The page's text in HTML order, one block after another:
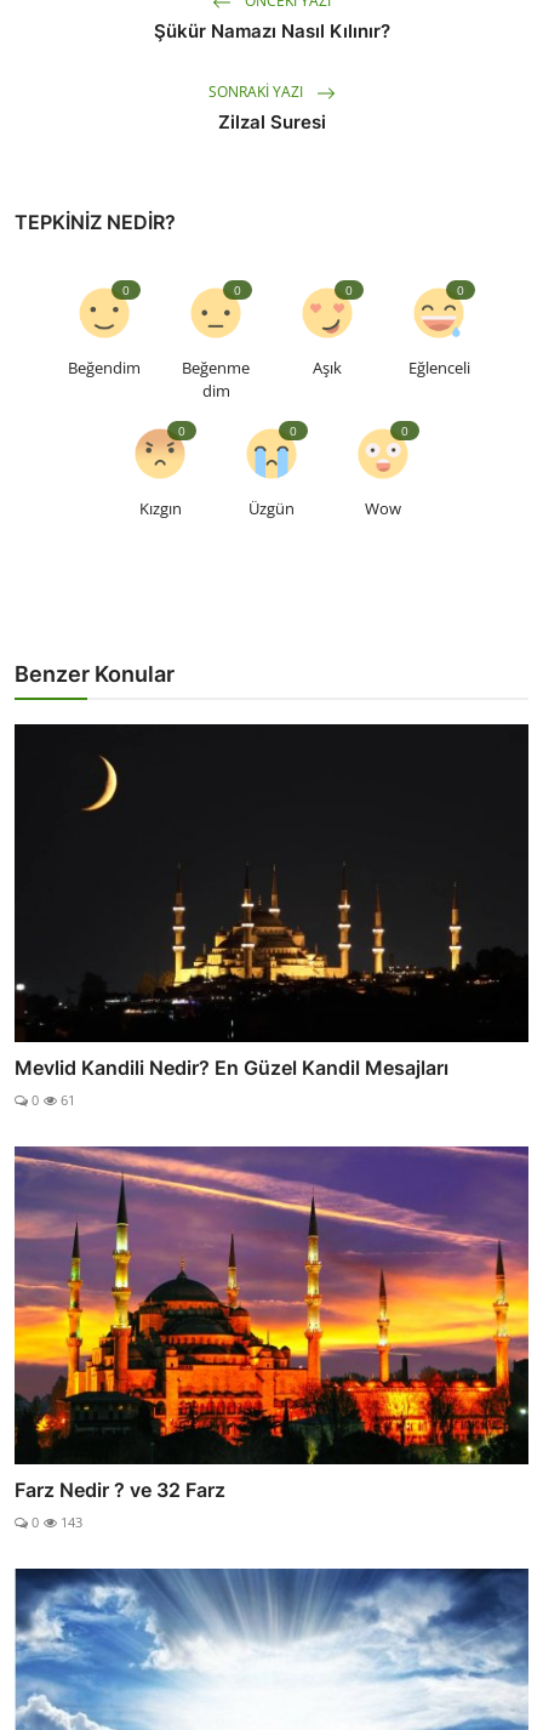
Şükür Namazı Nasıl Kılınır?
SONRAKI YAZI
Zilzal Suresi
TEPKINIZ NEDIR?
Beğendim
0
Beğenme
dim
0
Aşık
0
Eğlenceli
0
Kızgın
0
Üzgün
0
Wow
0
Benzer Konular
Mevlid Kandili Nedir? En Güzel Kandil Mesajları
0 61
Farz Nedir ? ve 32 Farz
0 143